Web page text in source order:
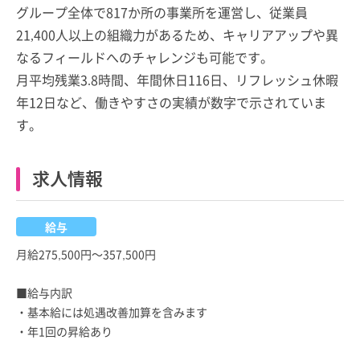
グループ全体で817か所の事業所を運営し、従業員
21,400人以上の組織力があるため、キャリアアップや異
なるフィールドへのチャレンジも可能です。
月平均残業3.8時間、年間休日116日、リフレッシュ休暇
年12日など、働きやすさの実績が数字で示されていま
す。
求人情報
給与
月給275,500円～357,500円
■給与内訳
・基本給には処遇改善加算を含みます
・年1回の昇給あり